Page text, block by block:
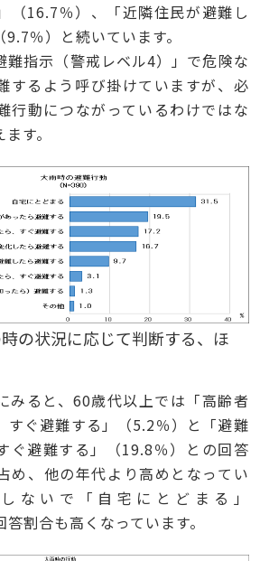
（16.7％）、「近隣住民が避難し
％）と続いています。
指示（警戒レベル4）」で危険な
するよう呼び掛けていますが、必
行動につながっているわけではな
す。
の状況に応じて判断する、ほ
みると、60歳代以上では「高齢者
すぐ避難する」（5.2％）と「避難
ぐ避難する」（19.8％）との回答
め、他の年代より高めとなってい
ないで「自宅にとどまる」
答割合も高くなっています。